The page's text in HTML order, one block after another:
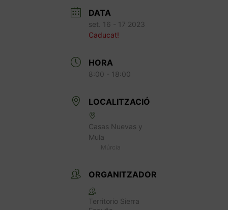
DATA
set. 16 - 17 2023
Caducat!
HORA
8:00 - 18:00
LOCALITZACIÓ
Casas Nuevas y
Mula
Múrcia
ORGANITZADOR
Territorio Sierra